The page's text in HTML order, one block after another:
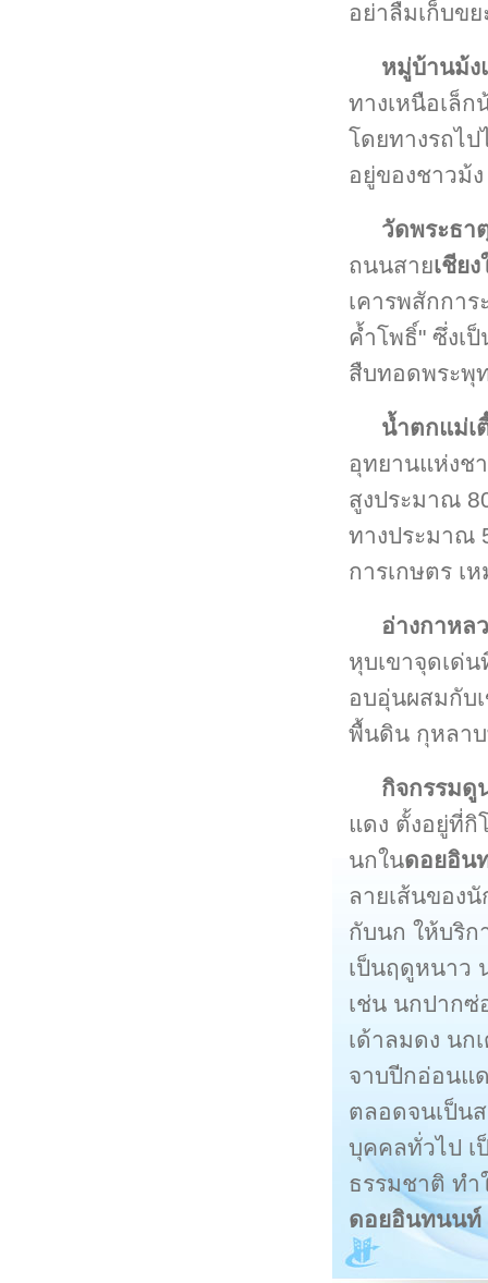
อย่าลืมเก็บข
หมู่บ้านม้ง
ทางเหนือเล็
โดยทางรถไ
อยู่ของชาวม้
วัดพระธา
ถนนสายเชีย
เคารพสักกา
ค้ำโพธิ์" ซึ่งเ
สืบทอดพระพุ
น้ำตกแม่เ
อุทยานแห่งช
สูงประมาณ
ทางประมาณ
การเกษตร เ
อ่างกาหล
หุบเขาจุดเด่
อบอุ่นผสมกับ
พื้นดิน กุหลา
กิจกรรม
แดง ตั้งอยู่ที่กิ
นกในดอยอิน
ลายเส้นของ
กับนก ให้บริก
เป็นฤดูหนาว
เช่น นกปากซ่
เด้าลมดง นก
จาบปีกอ่อนแ
ตลอดจนเป็น
บุคคลทั่วไป เ
ธรรมชาติ ทำ
ดอยอินทนนท์